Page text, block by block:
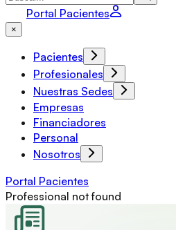
Portal Pacientes
×
Pacientes
Profesionales
Nuestras Sedes
Empresas
Financiadores
Personal
Nosotros
Portal Pacientes
Professional not found